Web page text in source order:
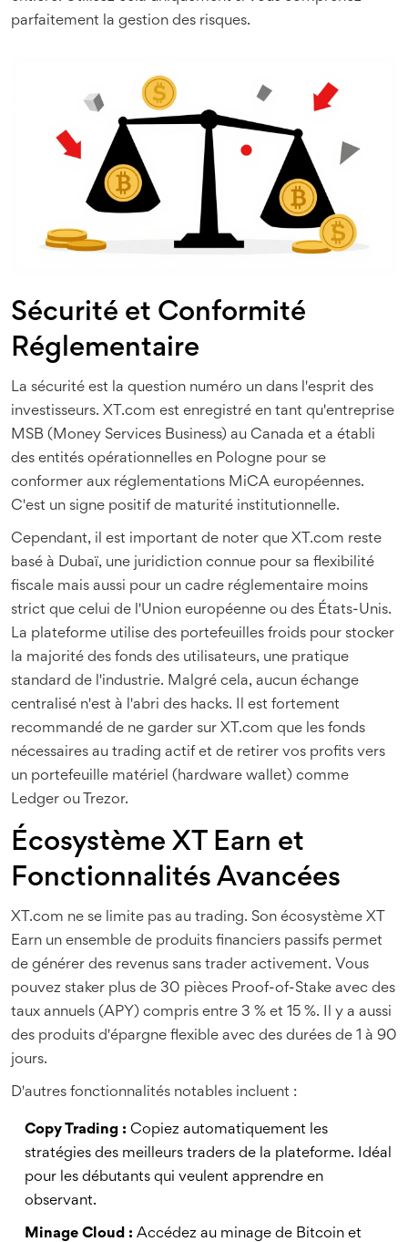
parfaitement la gestion des risques.
Sécurité et Conformité
Réglementaire
La sécurité est la question numéro un dans l'esprit des
investisseurs. XT.com est enregistré en tant qu'entreprise
MSB (Money Services Business) au Canada et a établi
des entités opérationnelles en Pologne pour se
conformer aux réglementations MiCA européennes.
C'est un signe positif de maturité institutionnelle.
Cependant, il est important de noter que XT.com reste
basé à Dubaï, une juridiction connue pour sa flexibilité
fiscale mais aussi pour un cadre réglementaire moins
strict que celui de l'Union européenne ou des États-Unis.
La plateforme utilise des portefeuilles froids pour stocker
la majorité des fonds des utilisateurs, une pratique
standard de l'industrie. Malgré cela, aucun échange
centralisé n'est à l'abri des hacks. Il est fortement
recommandé de ne garder sur XT.com que les fonds
nécessaires au trading actif et de retirer vos profits vers
un portefeuille matériel (hardware wallet) comme
Ledger ou Trezor.
Écosystème XT Earn et
Fonctionnalités Avancées
XT.com ne se limite pas au trading. Son écosystème XT
Earn un ensemble de produits financiers passifs permet
de générer des revenus sans trader activement. Vous
pouvez staker plus de 30 pièces Proof-of-Stake avec des
taux annuels (APY) compris entre 3 % et 15 %. Il y a aussi
des produits d'épargne flexible avec des durées de 1 à 90
jours.
D'autres fonctionnalités notables incluent :
Copy Trading : Copiez automatiquement les
stratégies des meilleurs traders de la plateforme. Idéal
pour les débutants qui veulent apprendre en
observant.
Minage Cloud : Accédez au minage de Bitcoin et